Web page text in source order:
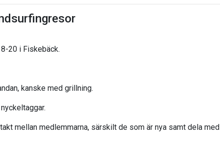
20 i Fiskebäck.
kanske med grillning.
mellan medlemmarna, särskilt de som är nya samt dela med